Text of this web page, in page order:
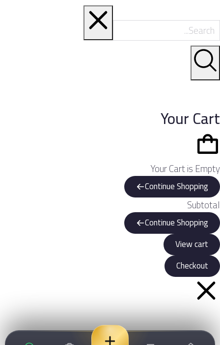
Your Cart
Your Cart is Empty
Continue Shopping
Subtotal
Continue Shopping
View cart
Checkout